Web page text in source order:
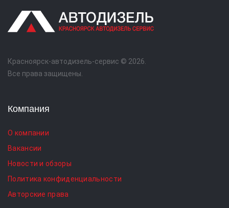
Красноярск-автодизель-сервис © 2026.
Все права защищены.
Компания
О компании
Вакансии
Новости и обзоры
Политика конфиденциальности
Авторские права